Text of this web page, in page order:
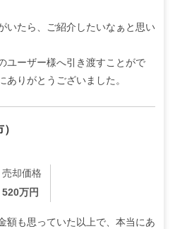
いたら、ご紹介したいなぁと思い
ユーザー様へ引き渡すことがで
ありがとうございました。
）
売却価格
520万円
額も思っていた以上で、本当にあ